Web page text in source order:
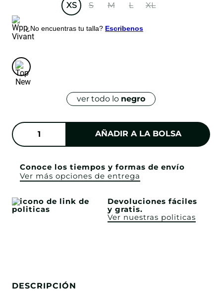
XS S M L XL
¿No encuentras tu talla? Escribenos
ver todo lo negro
AÑADIR A LA BOLSA
Conoce los tiempos y formas de envío
Ver más opciones de entrega
Devoluciones fáciles
y gratis.
Ver nuestras politicas
DESCRIPCIÓN